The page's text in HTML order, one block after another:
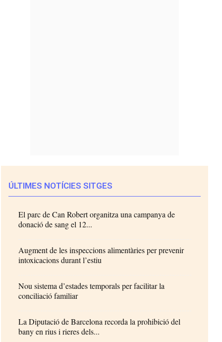
ÚLTIMES NOTÍCIES SITGES
El parc de Can Robert organitza una campanya de
donació de sang el 12...
Augment de les inspeccions alimentàries per prevenir
intoxicacions durant l’estiu
Nou sistema d’estades temporals per facilitar la
conciliació familiar
La Diputació de Barcelona recorda la prohibició del
bany en rius i rieres dels...